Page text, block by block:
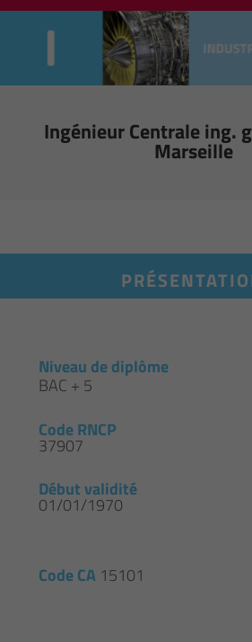
Ingénieur Centrale ing.
Marseille
Niveau de diplôme
BAC + 5
Code RNCP
37907
Début validité
01/01/1970
Code CA 15101